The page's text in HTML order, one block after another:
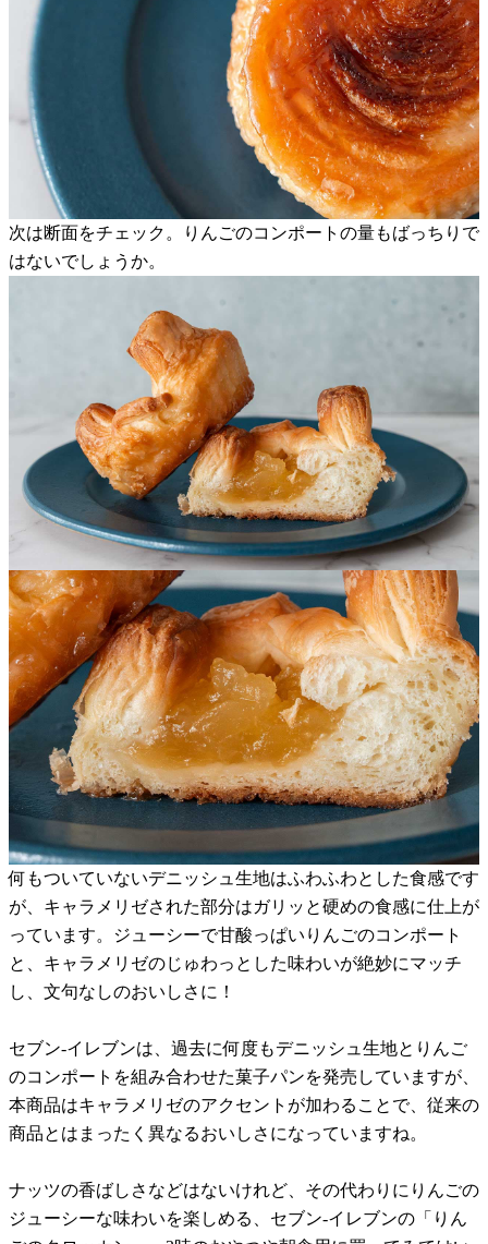
次は断面をチェック。りんごのコンポートの量もばっちりで
はないでしょうか。
何もついていないデニッシュ生地はふわふわとした食感です
が、キャラメリゼされた部分はガリッと硬めの食感に仕上が
っています。ジューシーで甘酸っぱいりんごのコンポート
と、キャラメリゼのじゅわっとした味わいが絶妙にマッチ
し、文句なしのおいしさに！
セブン-イレブンは、過去に何度もデニッシュ生地とりんご
のコンポートを組み合わせた菓子パンを発売していますが、
本商品はキャラメリゼのアクセントが加わることで、従来の
商品とはまったく異なるおいしさになっていますね。
ナッツの香ばしさなどはないけれど、その代わりにりんごの
ジューシーな味わいを楽しめる、セブン-イレブンの「りん